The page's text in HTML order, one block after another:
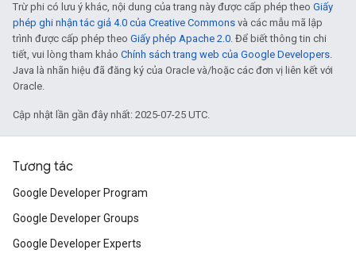
Trừ phi có lưu ý khác, nội dung của trang này được cấp phép theo Giấy
phép ghi nhận tác giả 4.0 của Creative Commons và các mẫu mã lập
trình được cấp phép theo Giấy phép Apache 2.0. Để biết thông tin chi
tiết, vui lòng tham khảo Chính sách trang web của Google Developers.
Java là nhãn hiệu đã đăng ký của Oracle và/hoặc các đơn vị liên kết với
Oracle.
Cập nhật lần gần đây nhất: 2025-07-25 UTC.
Tương tác
Google Developer Program
Google Developer Groups
Google Developer Experts